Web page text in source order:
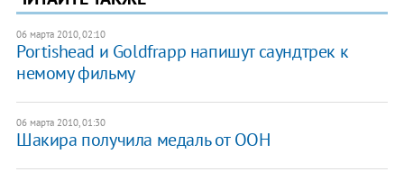
06 марта 2010, 02:10
Portishead и Goldfrapp напишут саундтрек к
немому фильму
06 марта 2010, 01:30
Шакира получила медаль от ООН